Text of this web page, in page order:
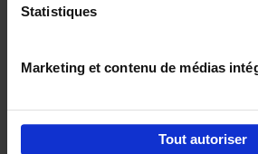
Statistiques
Marketing et contenu de médias
Tout autoriser